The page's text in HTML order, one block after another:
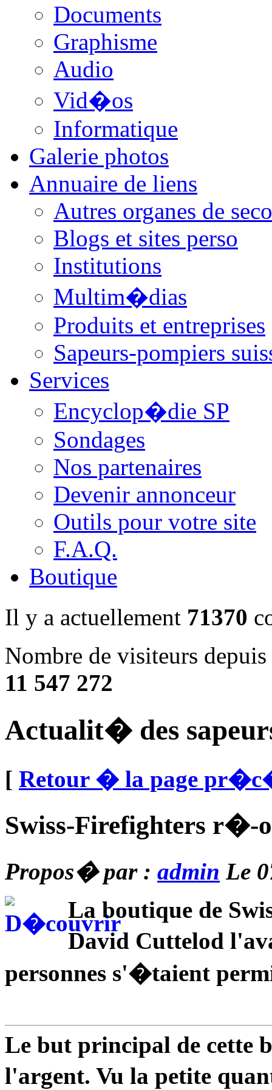
Documents
Graphisme
Audio
Vid�os
Informatique
Galerie photos
Annuaire de liens
Autres organes de
Blogs et sites perso
Institutions
Multim�dias
Produits et entreprises
Sapeurs-pompiers
Services
Encyclop�die SP
Sondages
Nos partenaires
Devenir annonceur
Outils pour votre site
F.A.Q.
Boutique
Il y a actuellement 71370
Nombre de visiteurs
11 547 272
Actualit� des
[ Retour � la page
Swiss-Firefighters r�-
Propos� par : admin Le
La boutique de
David Cuttelod
personnes s'�taient
Le but principal de cette
l'argent. Vu la petite